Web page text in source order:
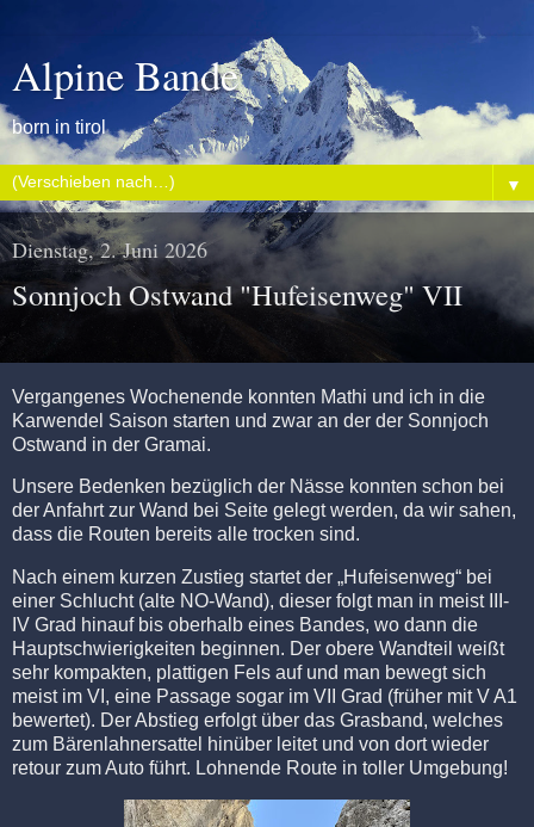
Alpine Bande
born in tirol
▼
Dienstag, 2. Juni 2026
Sonnjoch Ostwand "Hufeisenweg" VII
Vergangenes Wochenende konnten Mathi und ich in die
Karwendel Saison starten und zwar an der der Sonnjoch
Ostwand in der Gramai.
Unsere Bedenken bezüglich der Nässe konnten schon bei
der Anfahrt zur Wand bei Seite gelegt werden, da wir sahen,
dass die Routen bereits alle trocken sind.
Nach einem kurzen Zustieg startet der „Hufeisenweg“ bei
einer Schlucht (alte NO-Wand), dieser folgt man in meist III-
IV Grad hinauf bis oberhalb eines Bandes, wo dann die
Hauptschwierigkeiten beginnen. Der obere Wandteil weißt
sehr kompakten, plattigen Fels auf und man bewegt sich
meist im VI, eine Passage sogar im VII Grad (früher mit V A1
bewertet). Der Abstieg erfolgt über das Grasband, welches
zum Bärenlahnersattel hinüber leitet und von dort wieder
retour zum Auto führt. Lohnende Route in toller Umgebung!